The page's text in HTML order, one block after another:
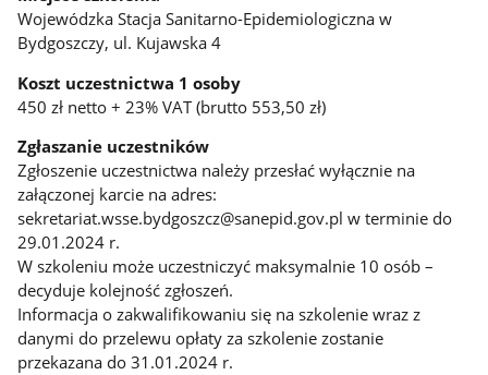
Wojewódzka Stacja Sanitarno-Epidemiologiczna w
Bydgoszczy, ul. Kujawska 4
Koszt uczestnictwa 1 osoby
450 zł netto + 23% VAT (brutto 553,50 zł)
Zgłaszanie uczestników
Zgłoszenie uczestnictwa należy przesłać wyłącznie na
załączonej karcie na adres:
sekretariat.wsse.bydgoszcz@sanepid.gov.pl w terminie do
29.01.2024 r.
W szkoleniu może uczestniczyć maksymalnie 10 osób –
decyduje kolejność zgłoszeń.
Informacja o zakwalifikowaniu się na szkolenie wraz z
danymi do przelewu opłaty za szkolenie zostanie
przekazana do 31.01.2024 r.